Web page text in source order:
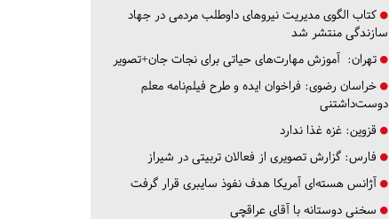
کتاب الگوی مدیریت نیروهای داوطلب مردمی در جهاد
سازندگی منتشر شد
تهران: آموزش مهارت‌های حیاتی برای نجات جان+تصویر
خراسان رضوی: فراخوان ایده و طرح فیلم‌نامه معلم
دوست‌داشتنی
قزوین: غزه غذا ندارد
فارس: گزارش تصویری از فعالان تربیتی در شیراز
آژانس هسته‌ای آمریکا هدف نفوذ سایبری قرار گرفت
سخنی دوستانه با آقای عراقچی